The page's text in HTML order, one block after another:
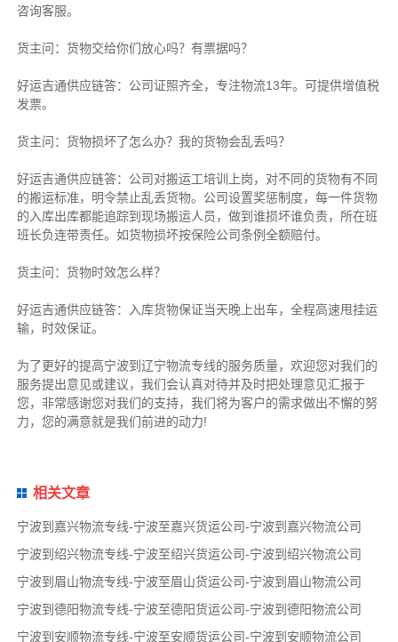
咨询客服。
货主问：货物交给你们放心吗？有票据吗？
好运吉通供应链答：公司证照齐全，专注物流13年。可提供增值税
发票。
货主问：货物损坏了怎么办？我的货物会乱丢吗？
好运吉通供应链答：公司对搬运工培训上岗，对不同的货物有不同
的搬运标准，明令禁止乱丢货物。公司设置奖惩制度，每一件货物
的入库出库都能追踪到现场搬运人员，做到谁损坏谁负责，所在班
班长负连带责任。如货物损坏按保险公司条例全额赔付。
货主问：货物时效怎么样？
好运吉通供应链答：入库货物保证当天晚上出车，全程高速甩挂运
输，时效保证。
为了更好的提高宁波到辽宁物流专线的服务质量，欢迎您对我们的
服务提出意见或建议，我们会认真对待并及时把处理意见汇报于
您，非常感谢您对我们的支持，我们将为客户的需求做出不懈的努
力，您的满意就是我们前进的动力!
相关文章
宁波到嘉兴物流专线-宁波至嘉兴货运公司-宁波到嘉兴物流公司
宁波到绍兴物流专线-宁波至绍兴货运公司-宁波到绍兴物流公司
宁波到眉山物流专线-宁波至眉山货运公司-宁波到眉山物流公司
宁波到德阳物流专线-宁波至德阳货运公司-宁波到德阳物流公司
宁波到安顺物流专线-宁波至安顺货运公司-宁波到安顺物流公司